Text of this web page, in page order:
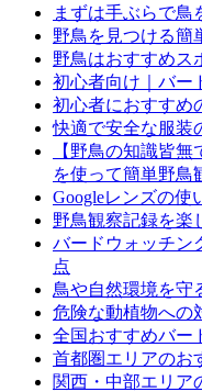
まずは手ぶらで鳥
野鳥を見つける簡
野鳥はおすすめス
初心者向け｜バー
初心者におすすめ
快適で安全な服装
【野鳥の知識皆無
を使って簡単野鳥
Googleレンズの使
野鳥観察記録を楽
バードウォッチン
点
鳥や自然環境を守
危険な動植物への
全国おすすめバー
首都圏エリアのお
関西・中部エリア